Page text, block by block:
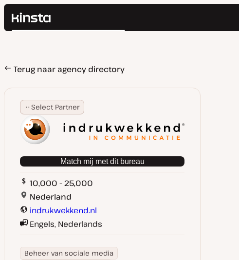
Kinsta®
Prijzen
Bronnen
Contact
Zoeken
Terug naar agency directory
Select Partner
Match mij met dit bureau
10,000 - 25,000
Nederland
indrukwekkend.nl
Engels, Nederlands
Beheer van sociale media